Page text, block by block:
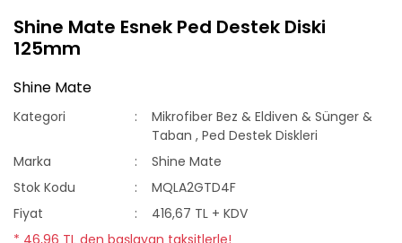
Shine Mate Esnek Ped Destek Diski
125mm
Shine Mate
Kategori
Mikrofiber Bez & Eldiven & Sünger &
Taban ,Ped Destek Diskleri
Marka
Shine Mate
Stok Kodu
MQLA2GTD4F
Fiyat
416,67 TL + KDV
* 46,96 TL den başlayan taksitlerle!